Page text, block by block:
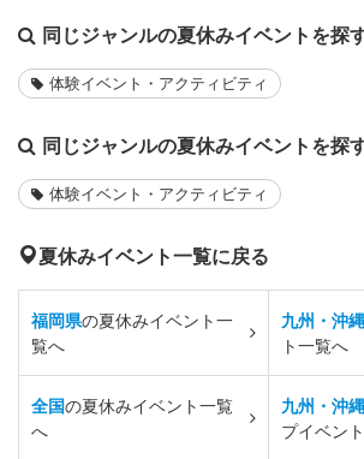
同じジャンルの夏休みイベントを探
体験イベント・アクティビティ
同じジャンルの夏休みイベントを探
体験イベント・アクティビティ
夏休みイベント一覧に戻る
福岡県の夏休みイベント一
覧へ
九州・沖縄
ト一覧へ
全国の夏休みイベント一覧
へ
九州・沖縄
プイベン